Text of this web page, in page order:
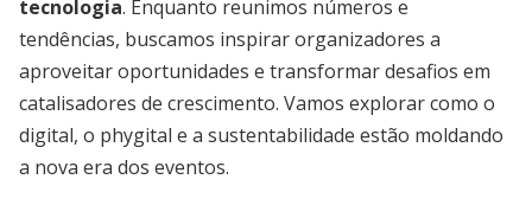
tecnologia. Enquanto reunimos números e
tendências, buscamos inspirar organizadores a
aproveitar oportunidades e transformar desafios em
catalisadores de crescimento. Vamos explorar como o
digital, o phygital e a sustentabilidade estão moldando
a nova era dos eventos.